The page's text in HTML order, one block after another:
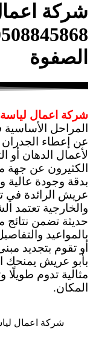
شركة
الصفوة
شركة اعمال
المراحل
عن إعطاء الجدران
لأعمال الدهان أو
الكثيرون عن جهة
بدقة وجودة عالية
عريش الرائدة في
والخارجية
حديثة تضمن نتائج
بالمواعيد
أو تقوم بتجديد
بأبو عريش
مثالية تدوم
المكان.
شركة اعمال